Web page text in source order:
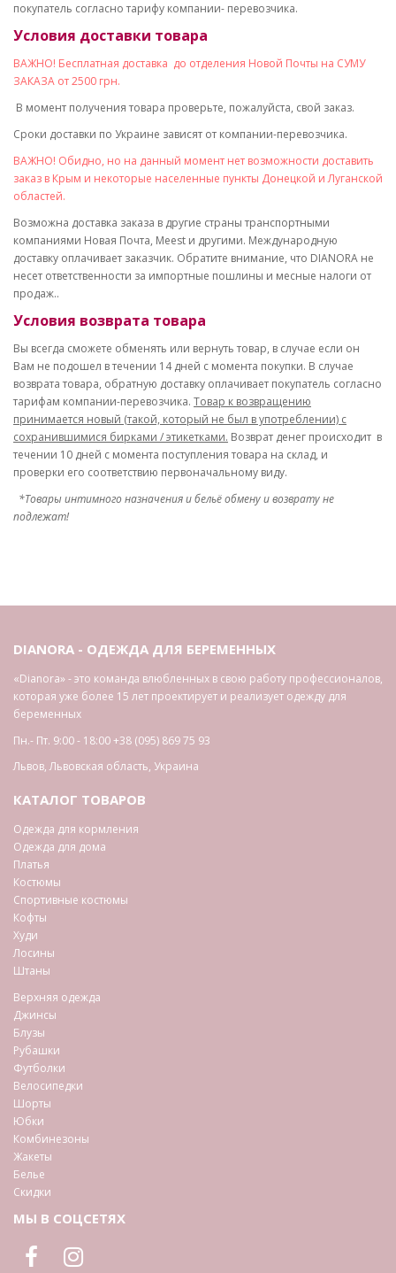
покупатель согласно тарифу компании- перевозчика.
Условия доставки товара
ВАЖНО! Бесплатная доставка до отделения Новой Почты на СУМУ
ЗАКАЗА от 2500 грн.
В момент получения товара проверьте, пожалуйста, свой заказ.
Сроки доставки по Украине зависят от компании-перевозчика.
ВАЖНО! Обидно, но на данный момент нет возможности доставить
заказ в Крым и некоторые населенные пункты Донецкой и Луганской
областей.
Возможна доставка заказа в другие страны транспортными
компаниями Новая Почта, Meest и другими. Международную
доставку оплачивает заказчик. Обратите внимание, что DIANORA не
несет ответственности за импортные пошлины и месные налоги от
продаж..
Условия возврата товара
Вы всегда сможете обменять или вернуть товар, в случае если он
Вам не подошел в течении 14 дней с момента покупки. В случае
возврата товара, обратную доставку оплачивает покупатель согласно
тарифам компании-перевозчика. Товар к возвращению
принимается новый (такой, который не был в употреблении) с
сохранившимися бирками / этикетками. Возврат денег происходит в
течении 10 дней с момента поступления товара на склад, и
проверки его соответствию первоначальному виду.
*Товары интимного назначения и бельё обмену и возврату не
подлежат!
DIANORA - ОДЕЖДА ДЛЯ БЕРЕМЕННЫХ
«Dianora» - это команда влюбленных в свою работу профессионалов,
которая уже более 15 лет проектирует и реализует одежду для
беременных
Пн.- Пт. 9:00 - 18:00+38 (095) 869 75 93
Львов,Львовская область, Украина
КАТАЛОГ ТОВАРОВ
Одежда для кормления
Одежда для дома
Платья
Костюмы
Спортивные костюмы
Кофты
Худи
Лосины
Штаны
Верхняя одежда
Джинсы
Блузы
Рубашки
Футболки
Велосипедки
Шорты
Юбки
Комбинезоны
Жакеты
Белье
Скидки
МЫ В СОЦСЕТЯХ